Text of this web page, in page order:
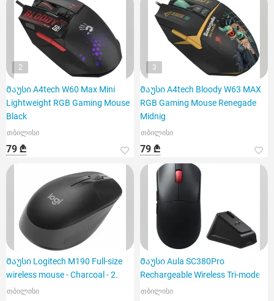
2
Მაუსი A4tech W60 Max Mini
Lightweight RGB Gaming Mouse
Black
თბილისი
79 ₾
3
Მაუსი A4tech Bloody W63 MAX
RGB Gaming Mouse Renegade
Midnig
თბილისი
79 ₾
Მაუსი Logitech M190 Full-size
wireless mouse - Charcoal - 2.
თბილისი
Მაუსი Aula SC380Pro
Rechargeable Wireless Tri-mode
თბილისი